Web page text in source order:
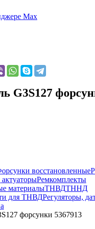
Max
G3S127
восстановленные
Ремкомплекты
материалыТНВДТННД
для ТНВДРегуляторы,
форсунки 5367913